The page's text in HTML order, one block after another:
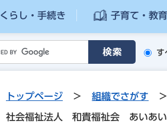
くらし・手続き 子育て・教育
す
トップページ > 組織でさがす >
社会福祉法人 和貴福祉会 あいあい